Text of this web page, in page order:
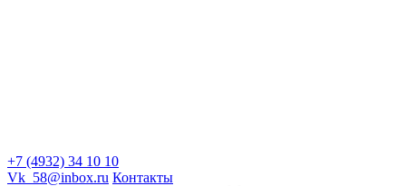
+7 (4932) 34 10 10
Vk_58@inbox.ru Контакты